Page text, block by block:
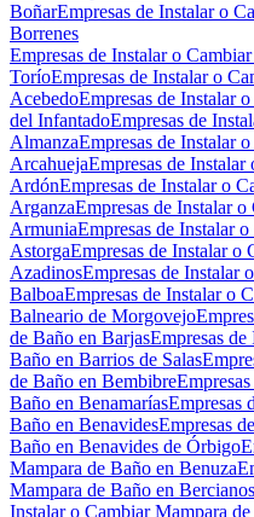
BoñarEmpresas de Instalar o
Borrenes
Empresas de Instalar o
ToríoEmpresas de Instalar o
AcebedoEmpresas de Instalar
del InfantadoEmpresas de
AlmanzaEmpresas de Instalar
ArcahuejaEmpresas de
ArdónEmpresas de Instalar o
ArganzaEmpresas de Instalar
ArmuniaEmpresas de Instalar
AstorgaEmpresas de Instalar o
AzadinosEmpresas de Instalar
BalboaEmpresas de Instalar o
Balneario de Morgovejo
de Baño en BarjasEmpresas
Baño en Barrios de Salas
de Baño en Bembibre
Baño en BenamaríasEmpresas
Baño en BenavidesEmpresas
Baño en Benavides de Órbigo
Mampara de Baño en Benuza
Mampara de Baño en
Instalar o Cambiar Mampara